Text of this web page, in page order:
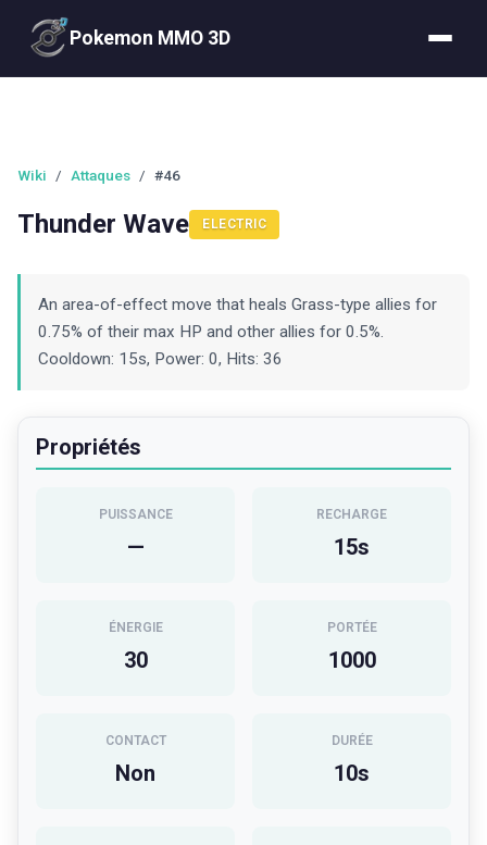
Pokemon MMO 3D
Wiki / Attaques / #46
Thunder Wave ELECTRIC
An area-of-effect move that heals Grass-type allies for
0.75% of their max HP and other allies for 0.5%.
Cooldown: 15s, Power: 0, Hits: 36
Propriétés
PUISSANCE
—
RECHARGE
15s
ÉNERGIE
30
PORTÉE
1000
CONTACT
Non
DURÉE
10s